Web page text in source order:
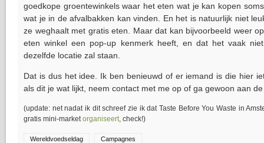
goedkope groentewinkels waar het eten wat je kan kopen
wat je in de afvalbakken kan vinden. En het is natuurlijk niet
ze weghaalt met gratis eten. Maar dat kan bijvoorbeeld weer
eten winkel een pop-up kenmerk heeft, en dat het vaak
dezelfde locatie zal staan.
Dat is dus het idee. Ik ben benieuwd of er iemand is die hier
als dit je wat lijkt, neem contact met me op of ga gewoon aan
(update: net nadat ik dit schreef zie ik dat Taste Before You Waste in
gratis mini-marketorganiseert, check!)
Wereldvoedseldag Campagnes